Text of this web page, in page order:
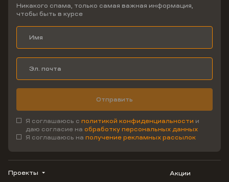
Никакого спама, только самая важная информация,
чтобы быть в курсе
Отправить
Я соглашаюсь с политикой конфиденциальности и
даю согласие на обработку персональных данных
Я соглашаюсь на получение рекламных рассылок
Проекты Акции